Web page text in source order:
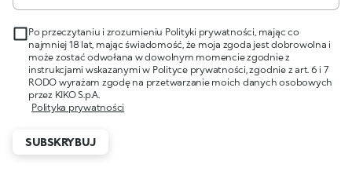
Po przeczytaniu i zrozumieniu Polityki prywatności, mając co
najmniej 18 lat, mając świadomość, że moja zgoda jest dobrowolna i
może zostać odwołana w dowolnym momencie zgodnie z
instrukcjami wskazanymi w Polityce prywatności, zgodnie z art. 6 i 7
RODO wyrażam zgodę na przetwarzanie moich danych osobowych
przez KIKO S.p.A.
Polityka prywatności
SUBSKRYBUJ